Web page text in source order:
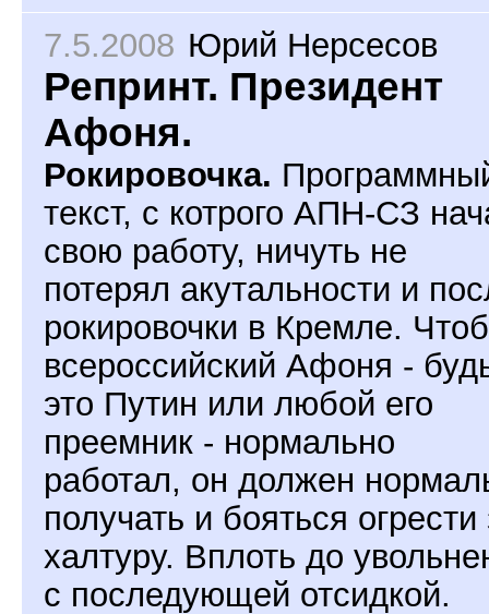
7.5.2008 Юрий Нерсесов
Репринт. Президент
Афоня.
Рокировочка.
текст, с котрого АПН-СЗ
свою работу, ничуть не
потерял акутальности и
рокировочки в Кремле.
всероссийский Афоня -
это Путин или любой его
преемник - нормально
работал, он должен
получать и бояться огрести
халтуру. Вплоть до
с последующей отсидкой.